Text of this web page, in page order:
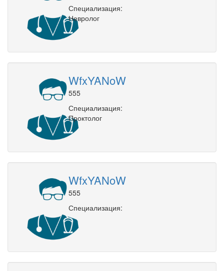
Специализация:
Невролог
WfxYANoW
555
Специализация:
Проктолог
WfxYANoW
555
Специализация: